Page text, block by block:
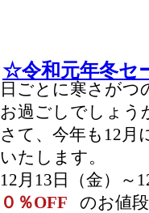
☆令和元年冬セ
日ごとに寒さがつ
お過ごしでしょう
さて、今年も12月
いたします。
12月13日（金）～
０％OFF
のお値